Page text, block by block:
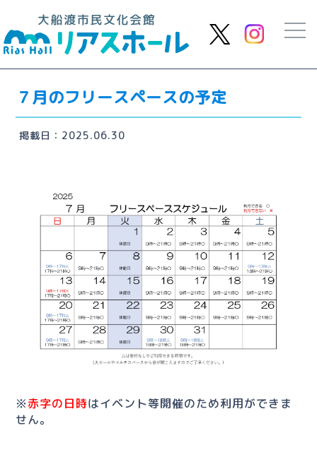
７月のフリースペースの予定
掲載日：2025.06.30
※赤字の日時はイベント等開催のため利用ができま
せん。